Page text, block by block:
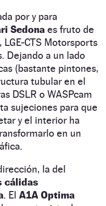
por y para
Sedona es fruto de
CTS Motorsports
Dejando a un lado
(bastante pintones,
tubular en el
DSLR o WASPcam
sujeciones para que
y el interior ha
en un
la del
cálidas
. El A1A Optima